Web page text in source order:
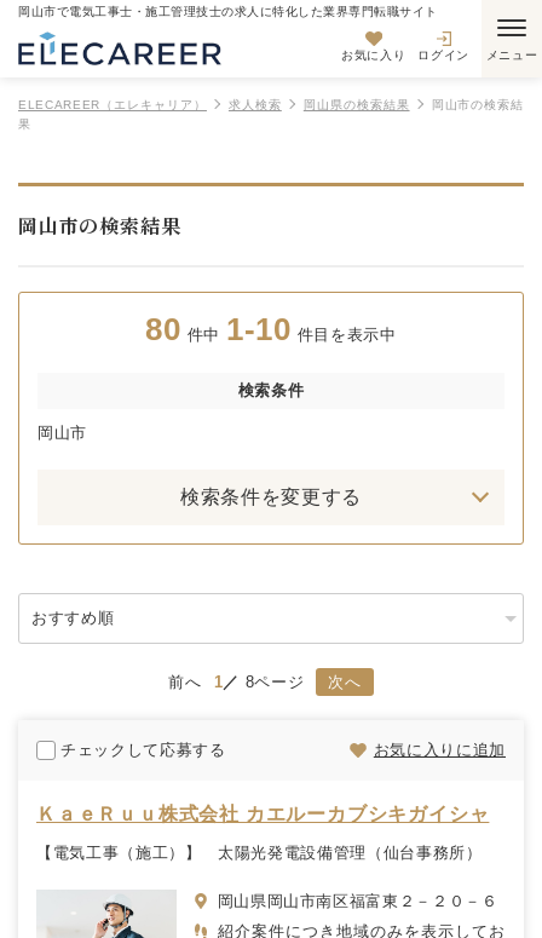
岡山市で電気工事士・施工管理技士の求人に特化した業界専門転職サイト
お気に入り ログイン
ELECAREER（エレキャリア） 求人検索 岡山県の検索結果
岡山市の検索結
果
岡山市の検索結果
80 件中 1-10 件目を表示中
検索条件
岡山市
検索条件を変更する
前へ 1 8ページ 次へ
チェックして応募する お気に入りに追加
ＫａｅＲｕｕ株式会社 カエルーカブシキガイシャ
【電気工事（施工）】 太陽光発電設備管理（仙台事務所）
岡山県岡山市南区福富東２－２０－６
紹介案件につき地域のみを表示してお